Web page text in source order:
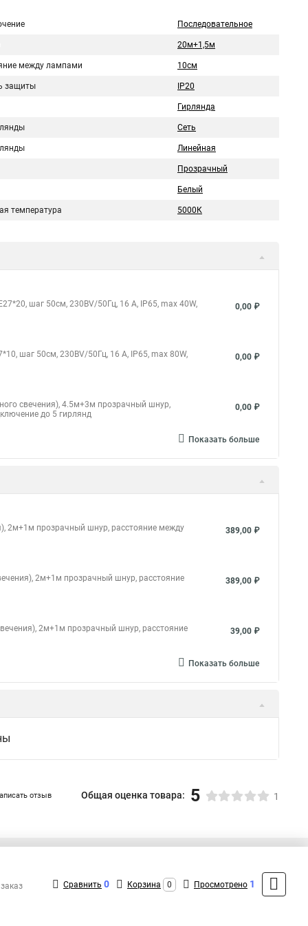
Последовательное
20м+1,5м
между лампами 10см
защиты IP20
Гирлянда
Сеть
Линейная
Прозрачный
Белый
температура 5000К
шаг 50см, 230ВV/50Гц, 16 А, IP65, max 40W,
0,00 ₽
шаг 50см, 230ВV/50Гц, 16 А, IP65, max 80W,
0,00 ₽
свечения), 4.5м+3м прозрачный шнур,
до 5 гирлянд
0,00 ₽
Показать больше
2м+1м прозрачный шнур, расстояние между
389,00 ₽
2м+1м прозрачный шнур, расстояние
389,00 ₽
2м+1м прозрачный шнур, расстояние
39,00 ₽
Показать больше
отзыв Общая оценка товара: 5 1
+7 (495) 432-41-41
MAX: +7 (936) 132-34-54
Сравнить 0 Корзина 0 Просмотрено 1